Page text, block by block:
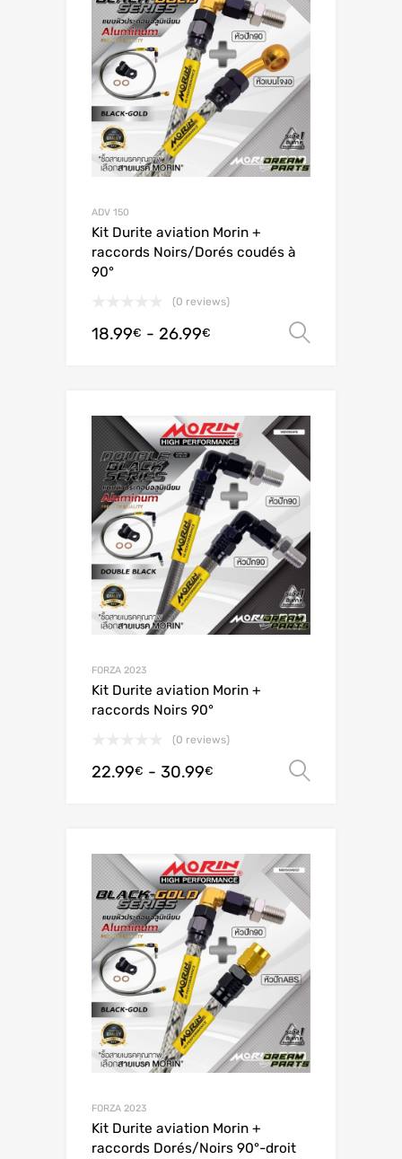
ADV 150
Kit Durite aviation Morin +
raccords Noirs/Dorés coudés à
90°
(0 reviews)
18.99€ - 26.99€
FORZA 2023
Kit Durite aviation Morin +
raccords Noirs 90°
(0 reviews)
22.99€ - 30.99€
FORZA 2023
Kit Durite aviation Morin +
raccords Dorés/Noirs 90°-droit